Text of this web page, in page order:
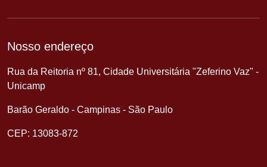
Nosso endereço
Rua da Reitoria nº 81, Cidade Universitária "Zeferino Vaz" -
Unicamp
Barão Geraldo - Campinas - São Paulo
CEP: 13083-872